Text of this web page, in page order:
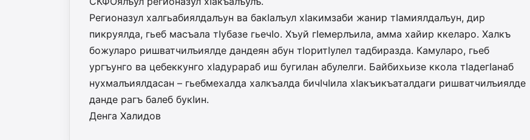
Регионазул халгьабиялдалъу­н ва бакIалъул хIакимзаби жанир тIа­­миялдалъун, дир
пикруялда, гьеб масъала тIубазе гьечIо. Хъуй гIе­мерлъила, амма хайир ккеларо. Халкъ
божуларо ришватчилъиялде дандеян абун тIоритIулел тадбиразда. Камуларо, гьеб
ургъунго ва цебеккунго хIадурараб иш бугилан абулелги. Байбихьизе ккола тIадегIанаб
нухмалъиялдасан – гьебмехалда халкъалда бичIчIила хIакъикъаталдаги ришватчилъиялде
данде рагъ балеб букIин.
Денга Халидов